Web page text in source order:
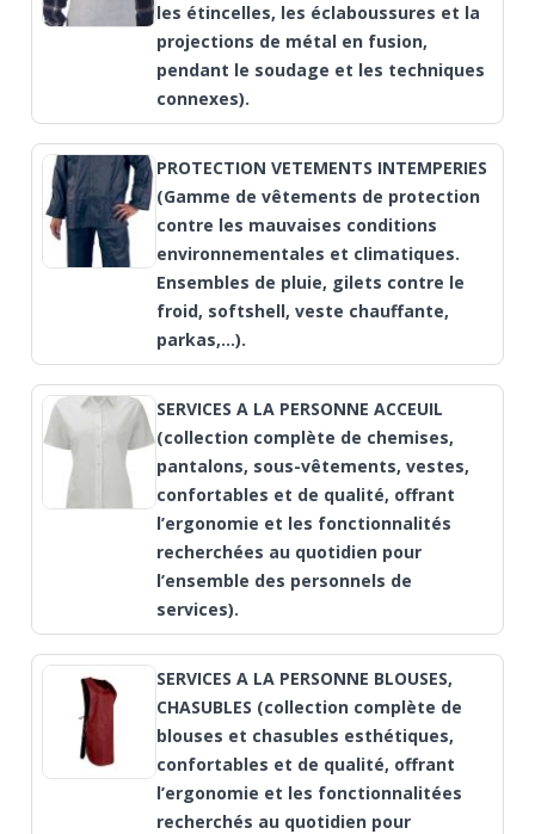
les étincelles, les éclaboussures et la
projections de métal en fusion,
pendant le soudage et les techniques
connexes).
PROTECTION VETEMENTS INTEMPERIES
(Gamme de vêtements de protection
contre les mauvaises conditions
environnementales et climatiques.
Ensembles de pluie, gilets contre le
froid, softshell, veste chauffante,
parkas,…).
SERVICES A LA PERSONNE ACCEUIL
(collection complète de chemises,
pantalons, sous-vêtements, vestes,
confortables et de qualité, offrant
l’ergonomie et les fonctionnalités
recherchées au quotidien pour
l’ensemble des personnels de
services).
SERVICES A LA PERSONNE BLOUSES,
CHASUBLES (collection complète de
blouses et chasubles esthétiques,
confortables et de qualité, offrant
l’ergonomie et les fonctionnalitées
recherchés au quotidien pour